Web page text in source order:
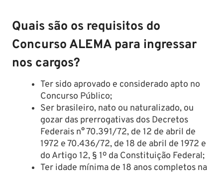
Quais são os requisitos do
Concurso ALEMA para ingressar
nos cargos?
Ter sido aprovado e considerado apto no
Concurso Público;
Ser brasileiro, nato ou naturalizado, ou
gozar das prerrogativas dos Decretos
Federais n° 70.391/72, de 12 de abril de
1972 e 70.436/72, de 18 de abril de 1972 e
do Artigo 12, § 1º da Constituição Federal;
Ter idade mínima de 18 anos completos na